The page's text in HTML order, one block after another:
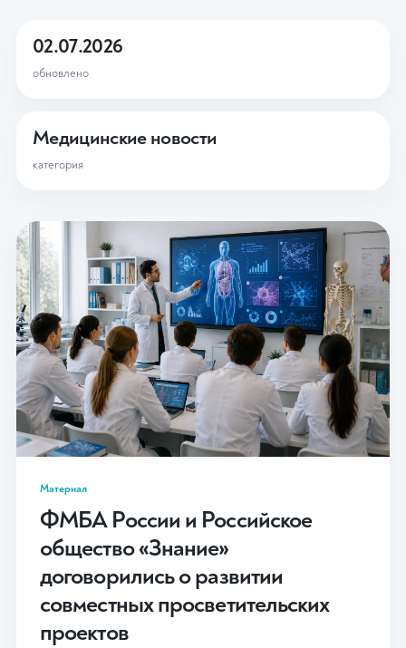
02.07.2026
обновлено
Медицинские новости
категория
Материал
ФМБА России и Российское
общество «Знание»
договорились о развитии
совместных просветительских
проектов